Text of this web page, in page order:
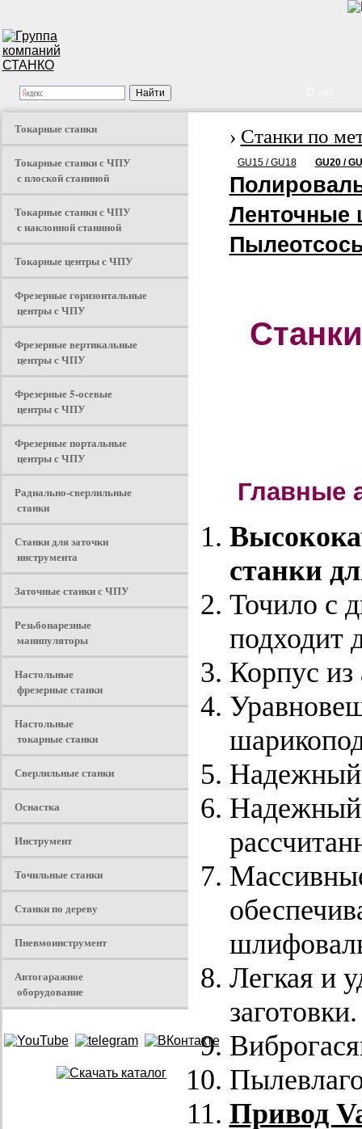
Токарные станки
Токарные станки с ЧПУ
с плоской станиной
Токарные станки с ЧПУ
с наклонной станиной
Токарные центры с ЧПУ
Фрезерные горизонтальные
центры с ЧПУ
Фрезерные вертикальные
центры с ЧПУ
Фрезерные 5-осевые
центры с ЧПУ
Фрезерные портальные
центры с ЧПУ
Радиально-сверлильные
станки
Станки для заточки
инструмента
Заточные станки с ЧПУ
Резьбонарезные
манипуляторы
Настольные
фрезерные станки
Настольные
токарные станки
Сверлильные станки
Оснастка
Инструмент
Точильные станки
Станки по дереву
Пневмоинструмент
Автогаражное
оборудование
› Станки по
GU15 / GU18 GU20 /
Ленточные
Главные
станки
Точило с
подходит
Корпус
Надежный
Легкая и
заготовки.
Привод